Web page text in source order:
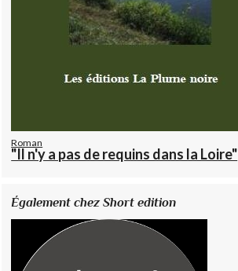
Roman
"Il n'y a pas de requins dans la Loire"
Également chez Short edition